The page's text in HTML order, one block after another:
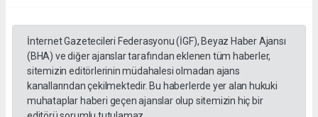
İnternet Gazetecileri Federasyonu (İGF), Beyaz Haber Ajansı
(BHA) ve diğer ajanslar tarafından eklenen tüm haberler,
sitemizin editörlerinin müdahalesi olmadan ajans
kanallarından çekilmektedir. Bu haberlerde yer alan hukuki
muhataplar haberi geçen ajanslar olup sitemizin hiç bir